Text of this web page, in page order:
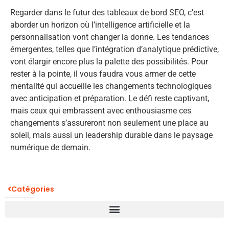
Regarder dans le futur des tableaux de bord SEO, c’est
aborder un horizon où l’intelligence artificielle et la
personnalisation vont changer la donne. Les tendances
émergentes, telles que l’intégration d’analytique prédictive,
vont élargir encore plus la palette des possibilités. Pour
rester à la pointe, il vous faudra vous armer de cette
mentalité qui accueille les changements technologiques
avec anticipation et préparation. Le défi reste captivant,
mais ceux qui embrassent avec enthousiasme ces
changements s’assureront non seulement une place au
soleil, mais aussi un leadership durable dans le paysage
numérique de demain.
Catégories